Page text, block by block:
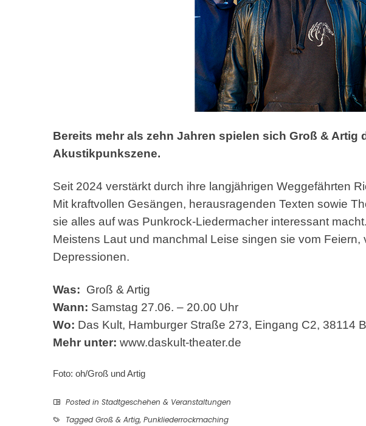
Bereits mehr als zehn Jahren spielen sich Groß & Artig
Akustikpunkszene.
Seit 2024 verstärkt durch ihre langjährigen Weggefährten
Mit kraftvollen Gesängen, herausragenden Texten sowie
sie alles auf was Punkrock-Liedermacher interessant macht.
Meistens Laut und manchmal Leise singen sie vom Feiern,
Depressionen.
Was: Groß & Artig
Wann: Samstag 27.06. – 20.00 Uhr
Wo: Das Kult, Hamburger Straße 273, Eingang C2, 38114
Mehr unter: www.daskult-theater.de
Foto: oh/Groß und Artig
Posted in Stadtgeschehen & Veranstaltungen
Tagged Groß & Artig, Punkliederrockmaching